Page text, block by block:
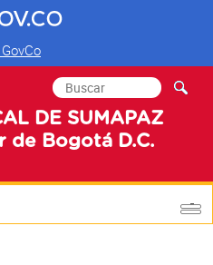
DE SUMAPAZ
de Bogotá D.C.
Formulario de
búsqueda
Buscar